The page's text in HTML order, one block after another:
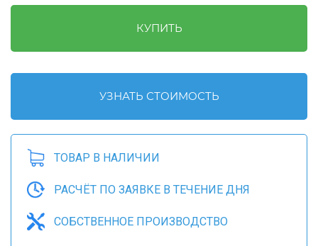
КУПИТЬ
УЗНАТЬ СТОИМОСТЬ
ТОВАР В НАЛИЧИИ
РАСЧЁТ ПО ЗАЯВКЕ В ТЕЧЕНИЕ ДНЯ
СОБСТВЕННОЕ ПРОИЗВОДСТВО